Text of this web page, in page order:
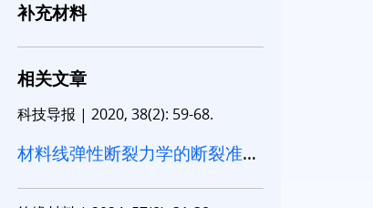
补充材料
相关文章
科技导报 | 2020, 38(2): 59-68.
材料线弹性断裂力学的断裂准则